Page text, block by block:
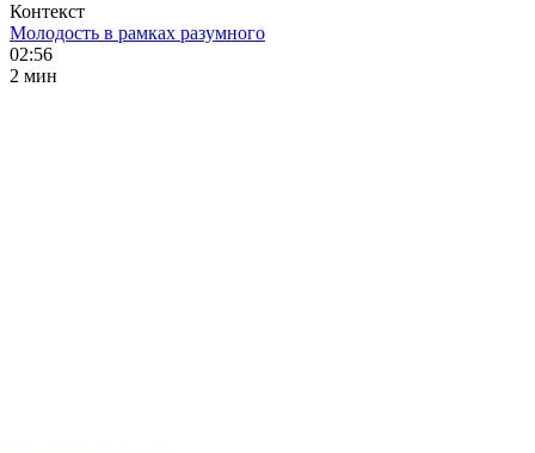
Контекст
Молодость в рамках разумного
02:56
2 мин